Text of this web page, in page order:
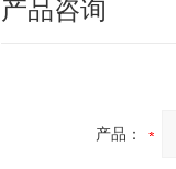
产品咨询
产品：